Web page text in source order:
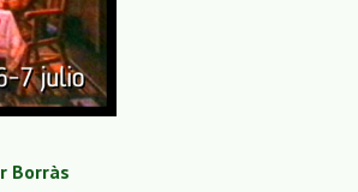
Borràs